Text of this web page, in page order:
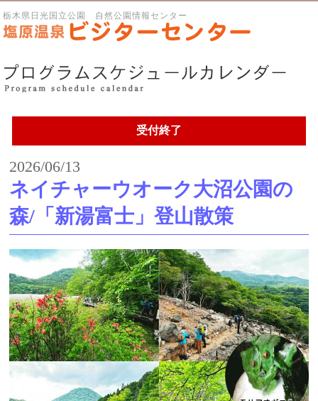
栃木県日光国立公園 自然公園情報センター
受付終了
2026/06/13
ネイチャーウオーク大沼公園の
森/「新湯富士」登山散策